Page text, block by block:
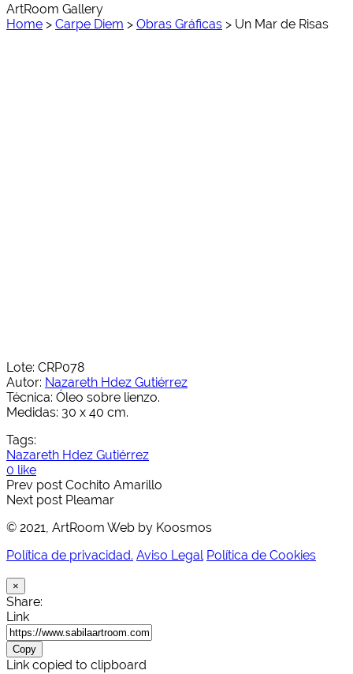
ArtRoom Gallery
Home > Carpe Diem > Obras Gráficas > Un Mar de Risas
Lote: CRP078
Autor: Nazareth Hdez Gutiérrez
Técnica: Óleo sobre lienzo.
Medidas: 30 x 40 cm.
Tags:
Nazareth Hdez Gutiérrez
0 like
Prev post Cochito Amarillo
Next post Pleamar
© 2021, ArtRoom Web by Koosmos
Política de privacidad. Aviso Legal Política de Cookies
×
Share:
Link
Copy
Link copied to clipboard